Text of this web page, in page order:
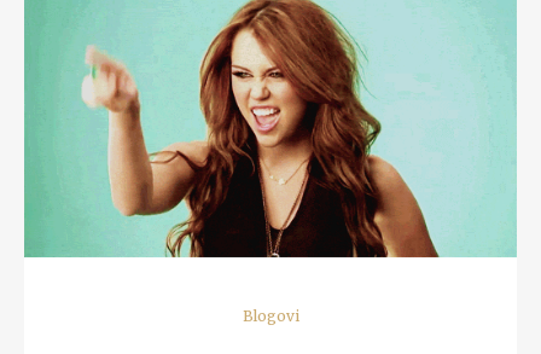
READ MORE
Blogovi